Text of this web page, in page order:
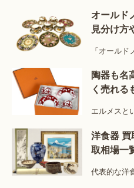
・魔笛
ローゼンタールの「スタジ
き人気を誇っているのが、
ラ作品から着想を得たデザ
ホワイトタイプ・ゴールド
盤）の3種類のカラーがあ
商品展開は、カップ＆ソー
ィータイム食器を中心に様
買取市場での人気は高く、
オールド
見分け方
「オールド
陶器も名
く売れる
エルメスと
洋食器
取相場一
代表的な洋